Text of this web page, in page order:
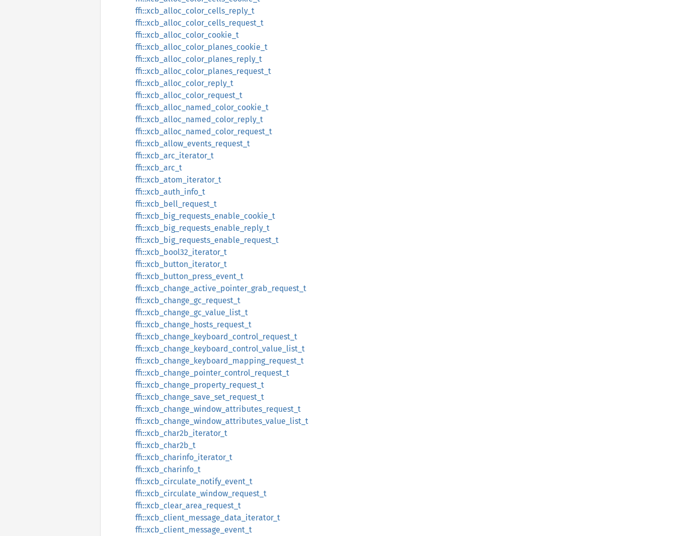
ffi::xcb_alloc_color_cells_reply_t
ffi::xcb_alloc_color_cells_request_t
ffi::xcb_alloc_color_cookie_t
ffi::xcb_alloc_color_planes_cookie_t
ffi::xcb_alloc_color_planes_reply_t
ffi::xcb_alloc_color_planes_request_t
ffi::xcb_alloc_color_reply_t
ffi::xcb_alloc_color_request_t
ffi::xcb_alloc_named_color_cookie_t
ffi::xcb_alloc_named_color_reply_t
ffi::xcb_alloc_named_color_request_t
ffi::xcb_allow_events_request_t
ffi::xcb_arc_iterator_t
ffi::xcb_arc_t
ffi::xcb_atom_iterator_t
ffi::xcb_auth_info_t
ffi::xcb_bell_request_t
ffi::xcb_big_requests_enable_cookie_t
ffi::xcb_big_requests_enable_reply_t
ffi::xcb_big_requests_enable_request_t
ffi::xcb_bool32_iterator_t
ffi::xcb_button_iterator_t
ffi::xcb_button_press_event_t
ffi::xcb_change_active_pointer_grab_request_t
ffi::xcb_change_gc_request_t
ffi::xcb_change_gc_value_list_t
ffi::xcb_change_hosts_request_t
ffi::xcb_change_keyboard_control_request_t
ffi::xcb_change_keyboard_control_value_list_t
ffi::xcb_change_keyboard_mapping_request_t
ffi::xcb_change_pointer_control_request_t
ffi::xcb_change_property_request_t
ffi::xcb_change_save_set_request_t
ffi::xcb_change_window_attributes_request_t
ffi::xcb_change_window_attributes_value_list_t
ffi::xcb_char2b_iterator_t
ffi::xcb_char2b_t
ffi::xcb_charinfo_iterator_t
ffi::xcb_charinfo_t
ffi::xcb_circulate_notify_event_t
ffi::xcb_circulate_window_request_t
ffi::xcb_clear_area_request_t
ffi::xcb_client_message_data_iterator_t
ffi::xcb_client_message_event_t